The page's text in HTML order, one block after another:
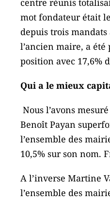
centre réunis
mot fondateur était
depuis trois
l’ancien maire, a
position avec 17,6%
Qui a le mieux
Nous l’avons
Benoît Payan
l’ensemble des
10,5% sur son nom.
A l’inverse Martine
l’ensemble des